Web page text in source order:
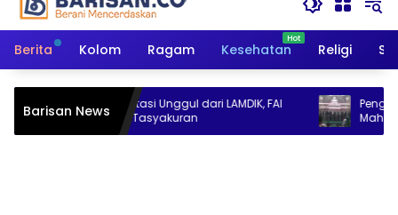
Berita Kolom Ragam Kesehatan Religi
Barisan News
Raih Akreditasi Unggul dari LAMDIK, FAI
UCY Gelar Tasyakuran
Pengurus Pusat
Mahasiswa
Siapkan Program